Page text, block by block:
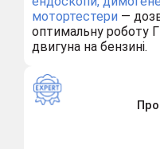
мотортестери —
оптимальну роботу
двигуна на бензині.